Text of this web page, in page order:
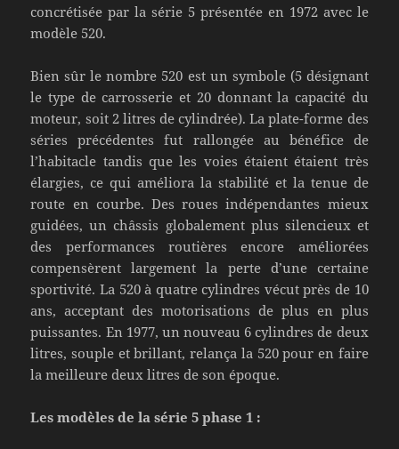
concrétisée par la série 5 présentée en 1972 avec le
modèle 520.
Bien sûr le nombre 520 est un symbole (5 désignant
le type de carrosserie et 20 donnant la capacité du
moteur, soit 2 litres de cylindrée). La plate-forme des
séries précédentes fut rallongée au bénéfice de
l’habitacle tandis que les voies étaient étaient très
élargies, ce qui améliora la stabilité et la tenue de
route en courbe. Des roues indépendantes mieux
guidées, un châssis globalement plus silencieux et
des performances routières encore améliorées
compensèrent largement la perte d’une certaine
sportivité. La 520 à quatre cylindres vécut près de 10
ans, acceptant des motorisations de plus en plus
puissantes. En 1977, un nouveau 6 cylindres de deux
litres, souple et brillant, relança la 520 pour en faire
la meilleure deux litres de son époque.
Les modèles de la série 5 phase 1 :